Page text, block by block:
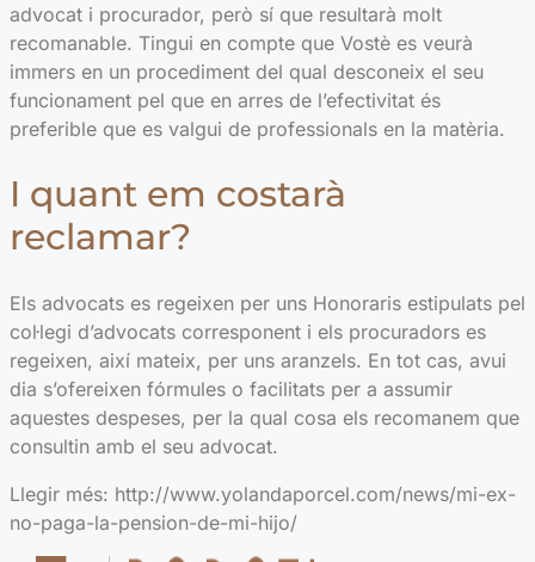
advocat i procurador, però sí que resultarà molt
recomanable. Tingui en compte que Vostè es veurà
immers en un procediment del qual desconeix el seu
funcionament pel que en arres de l’efectivitat és
preferible que es valgui de professionals en la matèria.
I quant em costarà
reclamar?
Els advocats es regeixen per uns Honoraris estipulats pel
col·legi d’advocats corresponent i els procuradors es
regeixen, així mateix, per uns aranzels. En tot cas, avui
dia s’ofereixen fórmules o facilitats per a assumir
aquestes despeses, per la qual cosa els recomanem que
consultin amb el seu advocat.
Llegir més: http://www.yolandaporcel.com/news/mi-ex-
no-paga-la-pension-de-mi-hijo/